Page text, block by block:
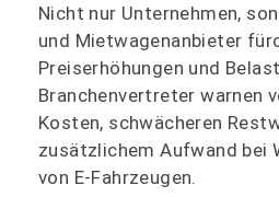
Nicht nur Unternehmen,
und Mietwagenanbieter
Preiserhöhungen und
Branchenvertreter warnen
Kosten, schwächeren
zusätzlichem Aufwand bei
von E-Fahrzeugen.